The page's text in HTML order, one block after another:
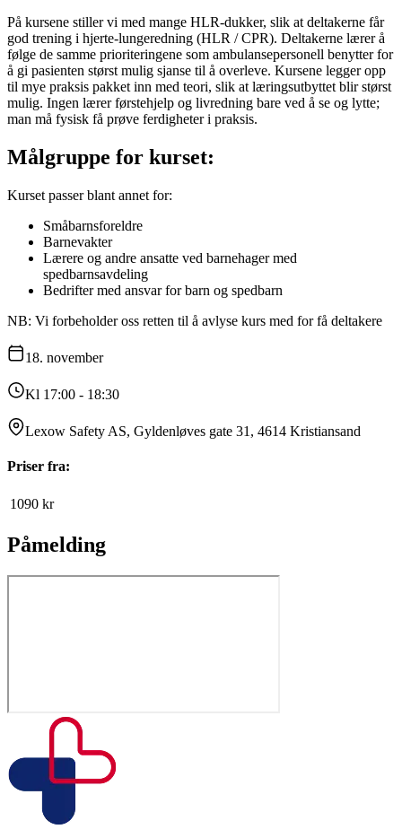
På kursene stiller vi med mange HLR-dukker, slik at deltakerne får
god trening i hjerte-lungeredning (HLR / CPR). Deltakerne lærer å
følge de samme prioriteringene som ambulansepersonell benytter for
å gi pasienten størst mulig sjanse til å overleve. Kursene legger opp
til mye praksis pakket inn med teori, slik at læringsutbyttet blir størst
mulig. Ingen lærer førstehjelp og livredning bare ved å se og lytte;
man må fysisk få prøve ferdigheter i praksis.
Målgruppe for kurset:
Kurset passer blant annet for:
Småbarnsforeldre
Barnevakter
Lærere og andre ansatte ved barnehager med
spedbarnsavdeling
Bedrifter med ansvar for barn og spedbarn
NB: Vi forbeholder oss retten til å avlyse kurs med for få deltakere
18. november
Kl 17:00 - 18:30
Lexow Safety AS, Gyldenløves gate 31, 4614 Kristiansand
Priser fra:
1090 kr
Påmelding